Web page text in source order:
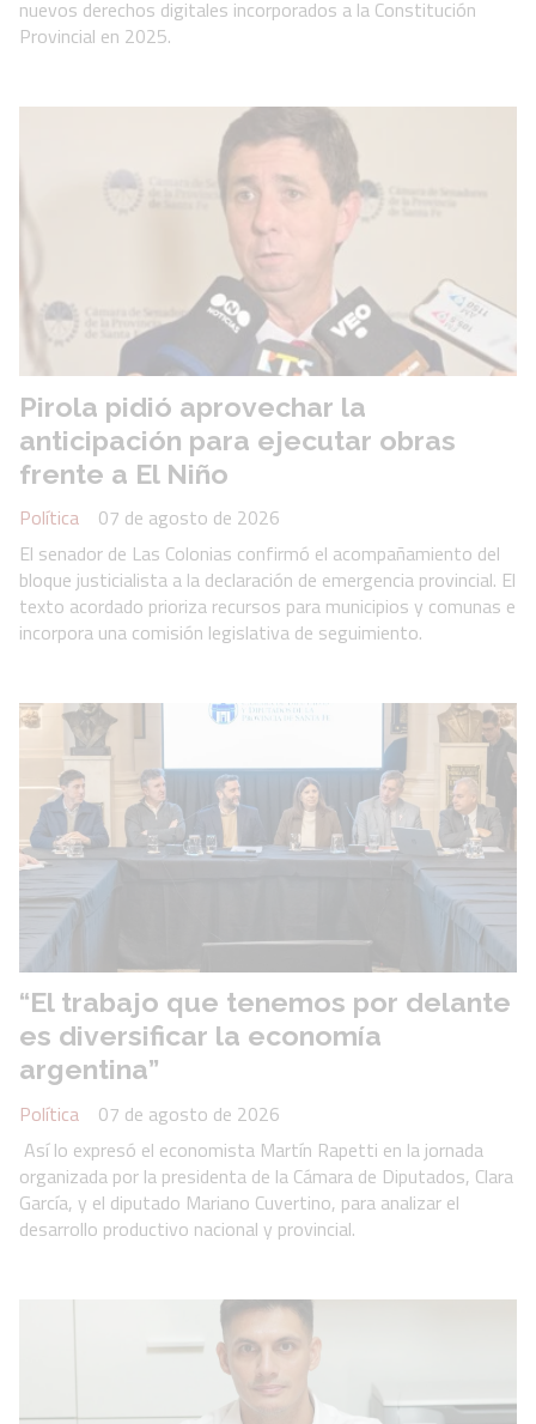
nuevos derechos digitales incorporados a la Constitución
Provincial en 2025.
Pirola pidió aprovechar la
anticipación para ejecutar obras
frente a El Niño
Política
07 de agosto de 2026
El senador de Las Colonias confirmó el acompañamiento del
bloque justicialista a la declaración de emergencia provincial. El
texto acordado prioriza recursos para municipios y comunas e
incorpora una comisión legislativa de seguimiento.
“El trabajo que tenemos por delante
es diversificar la economía
argentina”
Política
07 de agosto de 2026
Así lo expresó el economista Martín Rapetti en la jornada
organizada por la presidenta de la Cámara de Diputados, Clara
García, y el diputado Mariano Cuvertino, para analizar el
desarrollo productivo nacional y provincial.